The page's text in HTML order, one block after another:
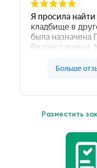
Разместить